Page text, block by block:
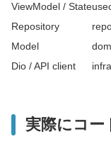
ViewModel / State
Repository
Model
Dio / API client
infra
実際にコー